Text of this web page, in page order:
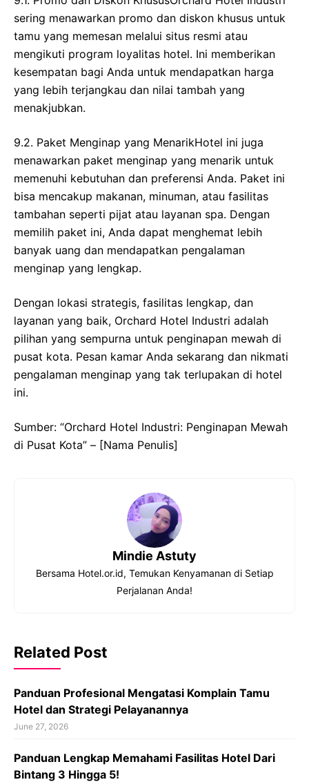
sering menawarkan promo dan diskon khusus untuk
tamu yang memesan melalui situs resmi atau
mengikuti program loyalitas hotel. Ini memberikan
kesempatan bagi Anda untuk mendapatkan harga
yang lebih terjangkau dan nilai tambah yang
menakjubkan.
9.2. Paket Menginap yang MenarikHotel ini juga
menawarkan paket menginap yang menarik untuk
memenuhi kebutuhan dan preferensi Anda. Paket ini
bisa mencakup makanan, minuman, atau fasilitas
tambahan seperti pijat atau layanan spa. Dengan
memilih paket ini, Anda dapat menghemat lebih
banyak uang dan mendapatkan pengalaman
menginap yang lengkap.
Dengan lokasi strategis, fasilitas lengkap, dan
layanan yang baik, Orchard Hotel Industri adalah
pilihan yang sempurna untuk penginapan mewah di
pusat kota. Pesan kamar Anda sekarang dan nikmati
pengalaman menginap yang tak terlupakan di hotel
ini.
Sumber: “Orchard Hotel Industri: Penginapan Mewah
di Pusat Kota” – [Nama Penulis]
Mindie Astuty
Bersama Hotel.or.id, Temukan Kenyamanan di Setiap
Perjalanan Anda!
Related Post
Panduan Profesional Mengatasi Komplain Tamu
Hotel dan Strategi Pelayanannya
June 27, 2026
Panduan Lengkap Memahami Fasilitas Hotel Dari
Bintang 3 Hingga 5!